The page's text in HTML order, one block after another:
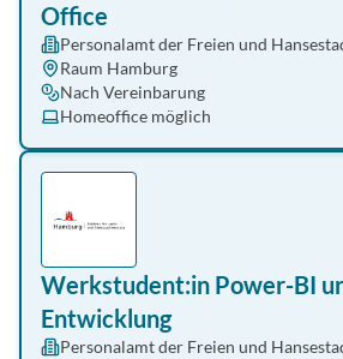
Office
Personalamt der Freien und
Raum Hamburg
Nach Vereinbarung
Homeoffice möglich
Werkstudent:in Power-BI
Entwicklung
Personalamt der Freien und